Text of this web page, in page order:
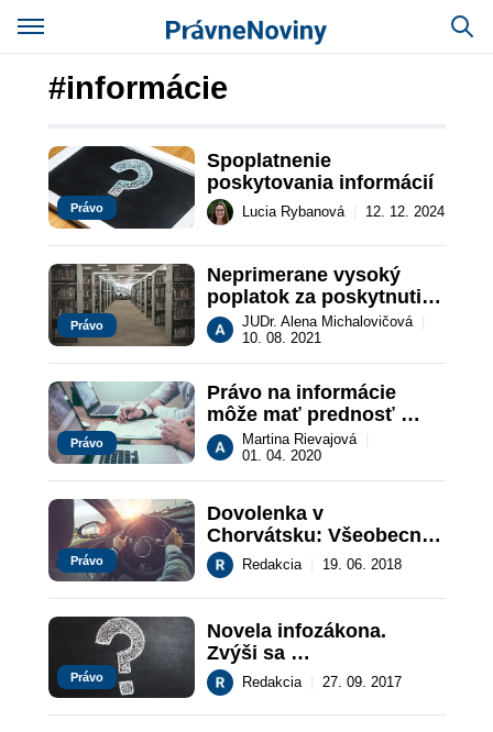
#informácie
Právo
Spoplatnenie
poskytovania informácií
Lucia Rybanová 12. 12. 2024
Právo
Neprimerane vysoký
poplatok za poskytnutie
informácií
JUDr. Alena Michalovičová
10. 08. 2021
Právo
Právo na informácie
môže mať prednosť
pred ochranou
autorského práva
Martina Rievajová
01. 04. 2020
Právo
Dovolenka v
Chorvátsku: Všeobecné
informácie pre vodičov
Redakcia 19. 06. 2018
Právo
Novela infozákona.
Zvýši sa
transparentnosť
verejnej správy?
Redakcia 27. 09. 2017